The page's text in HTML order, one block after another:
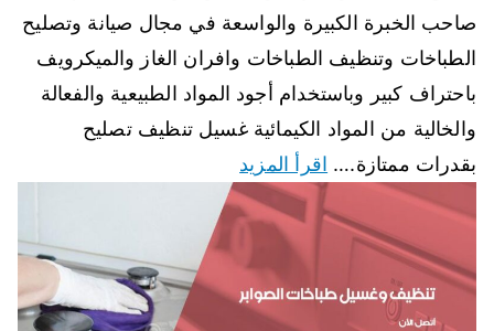
صاحب الخبرة الكبيرة والواسعة في مجال صيانة وتصليح
الطباخات وتنظيف الطباخات وافران الغاز والميكرويف
باحتراف كبير وباستخدام أجود المواد الطبيعية والفعالة
والخالية من المواد الكيمائية غسيل تنظيف تصليح
بقدرات ممتازة.… اقرأ المزيد